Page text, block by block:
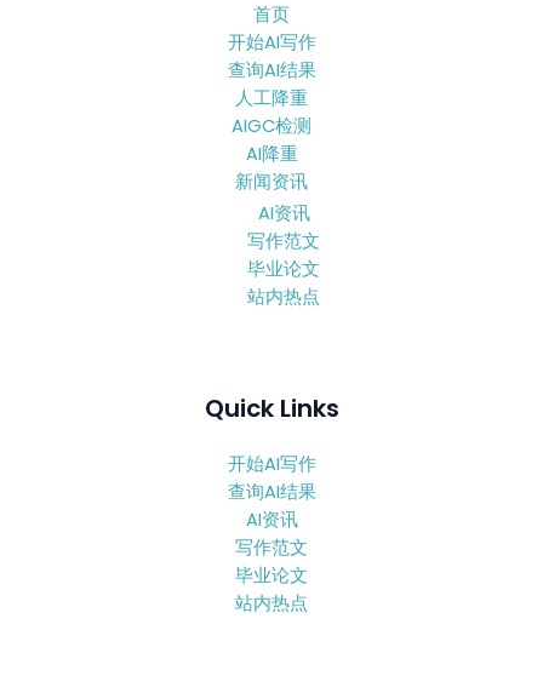
首页
开始AI写作
查询AI结果
人工降重
AIGC检测
AI降重
新闻资讯
AI资讯
写作范文
毕业论文
站内热点
Quick Links
开始AI写作
查询AI结果
AI资讯
写作范文
毕业论文
站内热点